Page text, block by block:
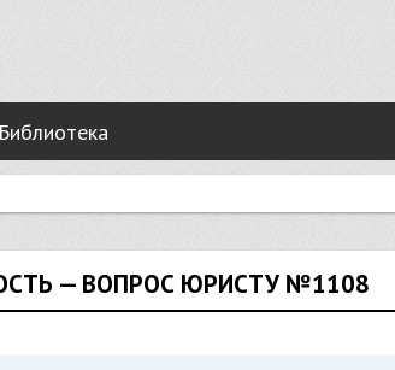
Библиотека
— ВОПРОС ЮРИСТУ №1108